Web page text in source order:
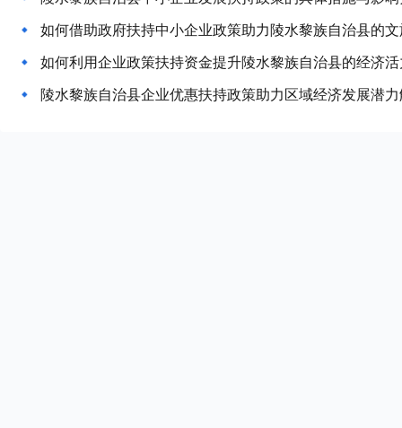
如何借助政府扶持中小企业政策助力陵水黎族自治县的
如何利用企业政策扶持资金提升陵水黎族自治县的经济
陵水黎族自治县企业优惠扶持政策助力区域经济发展潜